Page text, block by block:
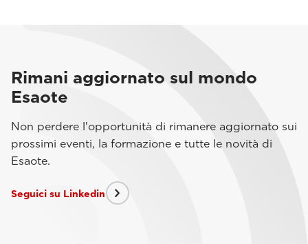
Rimani aggiornato sul mondo
Esaote
Non perdere l'opportunità di rimanere aggiornato sui
prossimi eventi, la formazione e tutte le novità di
Esaote.
Seguici su Linkedin